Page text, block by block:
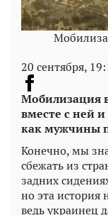
20 сентября,
Мобилизация
вместе с ней
как мужчины
Конечно, мы
сбежать из
задних
но эта история
ведь украинец